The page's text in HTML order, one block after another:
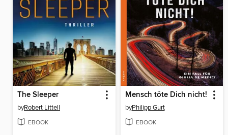
The Sleeper
byRobert Littell
EBOOK
Mensch töte Dich nicht!
byPhilipp Gurt
EBOOK